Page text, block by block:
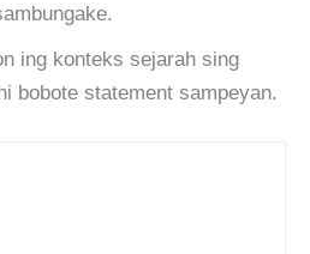
ing konteks sejarah sing
bobote statement sampeyan.